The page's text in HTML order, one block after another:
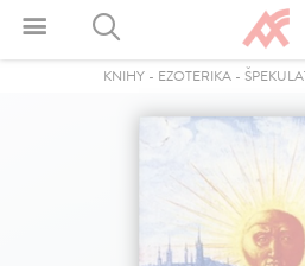
KNIHY- EZOTERIKA-